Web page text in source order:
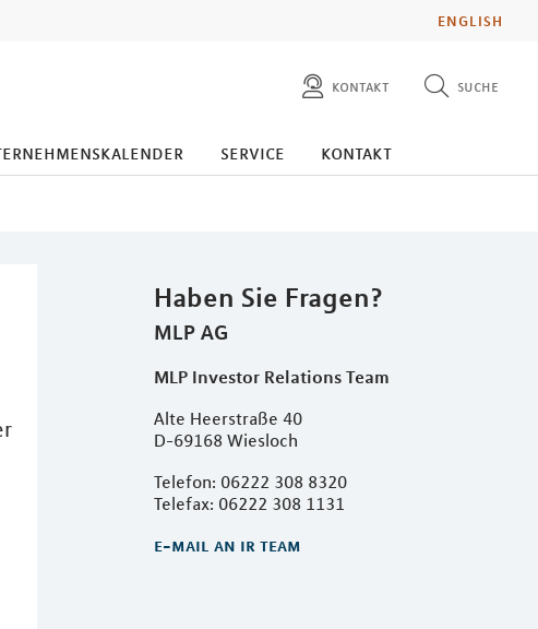
ENGLISH
kontakt
presse
suche
diese website durchsuchen
service kontakt
Haben Sie Fragen?
MLP AG
MLP Investor Relations Team
Alte Heerstraße 40
D-69168 Wiesloch
Telefon: 06222 308 8320
Telefax: 06222 308 1131
e-mail an ir team